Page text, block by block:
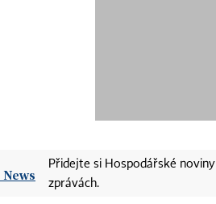
Přidejte si Hospodářské noviny
zprávách.